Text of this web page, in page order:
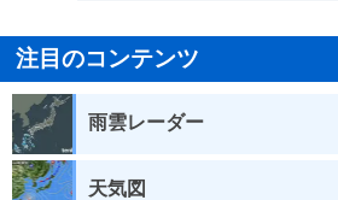
注目のコンテンツ
雨雲レーダー
天気図